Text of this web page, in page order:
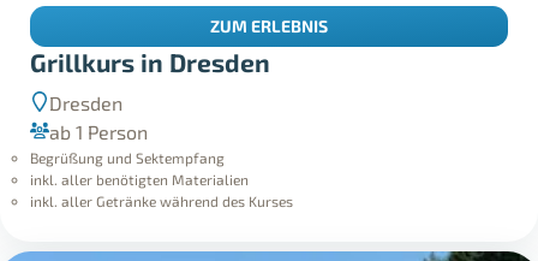
Grillkurs in Dresden
Dresden
ab 1 Person
Begrüßung und Sektempfang
inkl. aller benötigten Materialien
inkl. aller Getränke während des Kurses
ZUM ERLEBNIS